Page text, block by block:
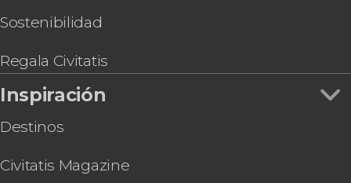
Excursiones de varios días desde Nueva York
Tour privado por Nueva York en vehículo
New York CityPASS®, 5 atracciones en 9 días
Sostenibilidad
Regala Civitatis
Inspiración
Destinos
Civitatis Magazine